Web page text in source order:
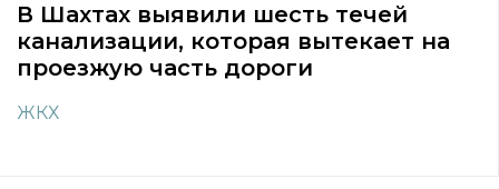
В Шахтах выявили шесть течей
канализации, которая вытекает на
проезжую часть дороги
ЖКХ